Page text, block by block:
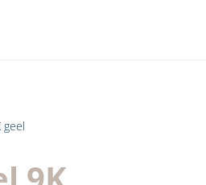
geel